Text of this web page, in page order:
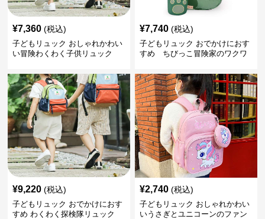
¥7,360 (税込)
子どもリュック おしゃれかわい
い冒険わくわく子供リュック
¥7,740 (税込)
子どもリュック おでかけにおす
すめ ちびっこ冒険家のワクワ
¥9,220 (税込)
子どもリュック おでかけにおす
すめ わくわく探検隊リュック
¥2,740 (税込)
子どもリュック おしゃれかわい
いうさぎとユニコーンのファン